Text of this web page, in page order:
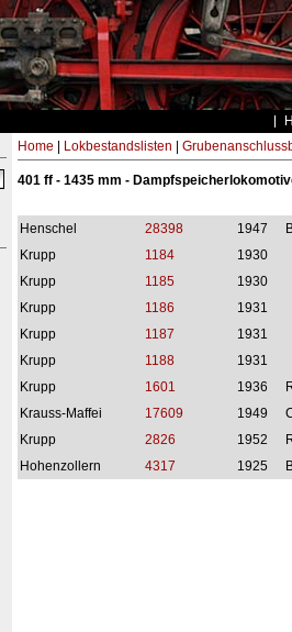
Home Lokbestandslisten
401 ff - 1435 mm -
Henschel 28398 1947
Krupp
1184
1930
Krupp
1185
1930
Krupp
1186
1931
Krupp
1187
1931
Krupp
1188
1931
Krupp
1601 1936
Krauss-Maffei
17609 1949
Krupp
2826 1952
Hohenzollern
4317 1925